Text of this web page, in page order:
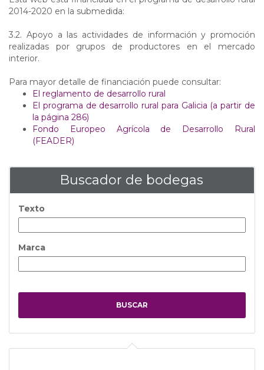
2014-2020 en la submedida:
3.2. Apoyo a las actividades de información y promoción
realizadas por grupos de productores en el mercado
interior.
Para mayor detalle de financiación puede consultar:
El reglamento de desarrollo rural
El programa de desarrollo rural para Galicia (a partir de
la página 286)
Fondo Europeo Agrícola de Desarrollo Rural
(FEADER)
Buscador de bodegas
Texto
Marca